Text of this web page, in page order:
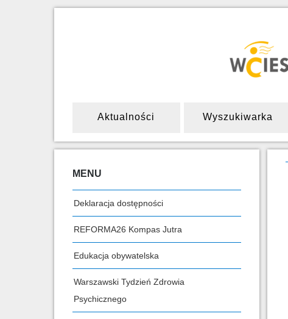
Aktualności Wyszukiwarka
MENU
Deklaracja dostępności
REFORMA26 Kompas Jutra
Edukacja obywatelska
Warszawski Tydzień Zdrowia
Psychicznego